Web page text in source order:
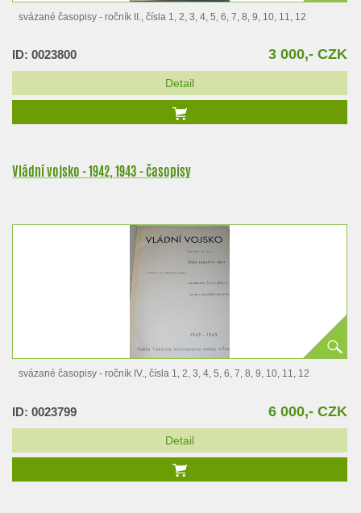
svázané časopisy - ročník II., čísla 1, 2, 3, 4, 5, 6, 7, 8, 9, 10, 11, 12
ID: 0023800 3 000,- CZK
Detail
Vládní vojsko - 1942, 1943 - časopisy
svázané časopisy - ročník IV., čísla 1, 2, 3, 4, 5, 6, 7, 8, 9, 10, 11, 12
ID: 0023799 6 000,- CZK
Detail